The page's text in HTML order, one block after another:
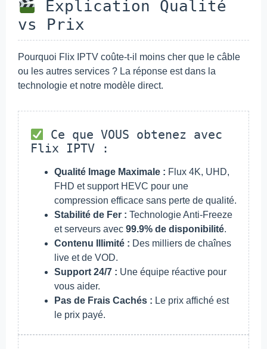
Explication Qualité
vs Prix
Pourquoi Flix IPTV coûte-t-il moins cher que le câble
ou les autres services ? La réponse est dans la
technologie et notre modèle direct.
Ce que VOUS obtenez avec
Flix IPTV :
Qualité Image Maximale : Flux 4K, UHD,
FHD et support HEVC pour une
compression efficace sans perte de qualité.
Stabilité de Fer : Technologie Anti-Freeze
et serveurs avec 99.9% de disponibilité.
Contenu Illimité : Des milliers de chaînes
live et de VOD.
Support 24/7 : Une équipe réactive pour
vous aider.
Pas de Frais Cachés : Le prix affiché est
le prix payé.